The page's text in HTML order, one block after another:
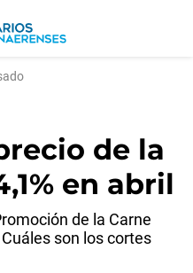
de la
en abril
de la Carne
son los cortes